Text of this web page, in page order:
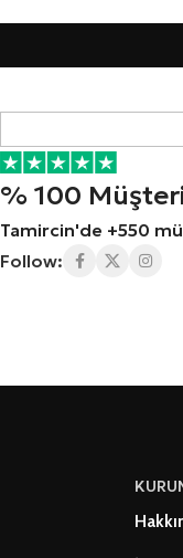
% 100
Tamircin'de +550
Follow: